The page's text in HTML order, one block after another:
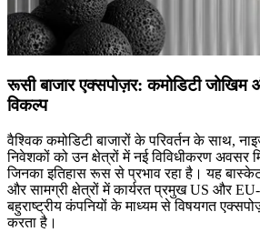
रूसी बाजार एक्सपोज़र: कमोडिटी
विकल्प
वैश्विक कमोडिटी बाजारों के परिवर्तन के साथ,
निवेशकों को उन क्षेत्रों में नई विविधीकरण अवसर
जिनका इतिहास रूस से प्रभाव रहा है। यह
और सामग्री क्षेत्रों में कार्यरत प्रमुख US और
बहुराष्ट्रीय कंपनियों के माध्यम से विषयगत
करता है।